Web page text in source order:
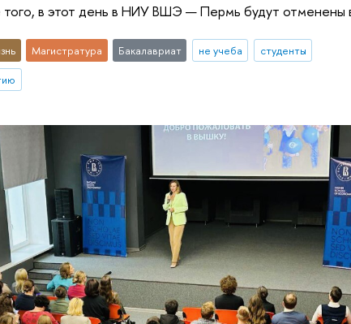
в этот день в НИУ ВШЭ — Пермь будут отменены
Магистратура Бакалавриат не учеба
студенты